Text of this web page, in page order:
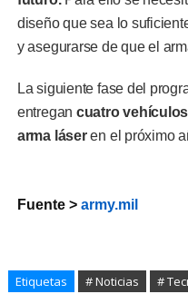
diseño que sea lo
y asegurarse de que el
La siguiente fase del
entregan cuatro
arma láseren el próximo
Fuente > army.mil
Etiquetas # Noticias #